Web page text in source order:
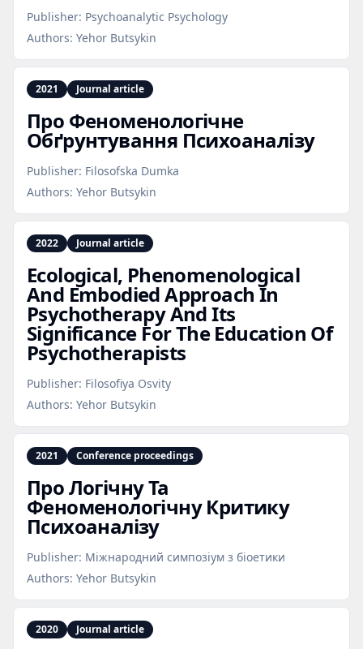
Publisher: Psychoanalytic Psychology
Authors: Yehor Butsykin
2021 Journal article
Про Феноменологічне
Обґрунтування Психоаналізу
Publisher: Filosofska Dumka
Authors: Yehor Butsykin
2022 Journal article
Ecological, Phenomenological
And Embodied Approach In
Psychotherapy And Its
Significance For The Education Of
Psychotherapists
Publisher: Filosofiya Osvity
Authors: Yehor Butsykin
2021 Conference proceedings
Про Логічну Та
Феноменологічну Критику
Психоаналізу
Publisher: Міжнародний симпозіум з біоетики
Authors: Yehor Butsykin
2020 Journal article